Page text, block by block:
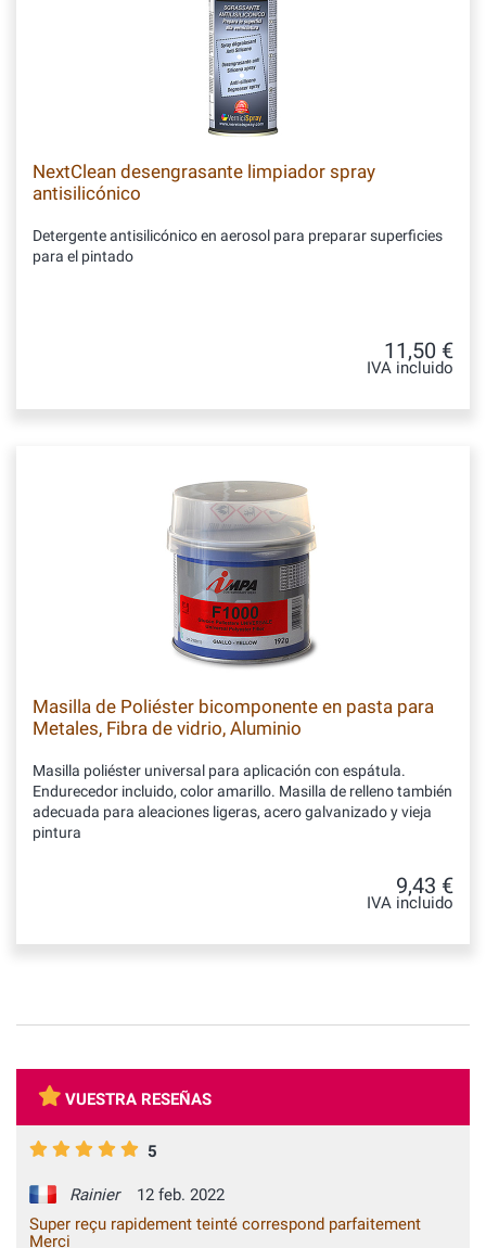
NextClean desengrasante limpiador spray
antisilicónico
Detergente antisilicónico en aerosol para preparar superficies
para el pintado
11,50 €
IVA incluido
Masilla de Poliéster bicomponente en pasta para
Metales, Fibra de vidrio, Aluminio
Masilla poliéster universal para aplicación con espátula.
Endurecedor incluido, color amarillo. Masilla de relleno también
adecuada para aleaciones ligeras, acero galvanizado y vieja
pintura
9,43 €
IVA incluido
VUESTRA RESEÑAS
5
Rainier
12 feb. 2022
Super reçu rapidement teinté correspond parfaitement
Merci